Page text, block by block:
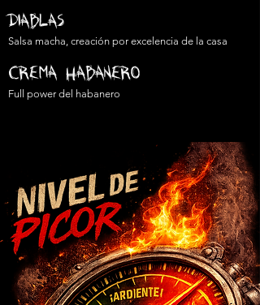
DIABLAS
Salsa macha, creación por excelencia de la casa
CREMA HABANERO
Full power del habanero